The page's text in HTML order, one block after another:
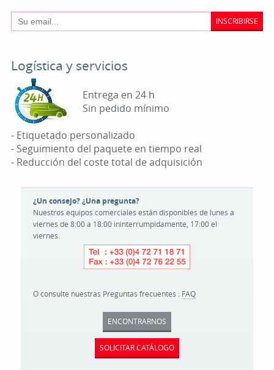
INSCRIBIRSE
Logística y servicios
Entrega en 24 h
Sin pedido mínimo
- Etiquetado personalizado
- Seguimiento del paquete en tiempo real
- Reducción del coste total de adquisición
¿Un consejo? ¿Una pregunta?
Nuestros equipos comerciales están disponibles de lunes a
viernes de 8:00 a 18:00 ininterrumpidamente, 17:00 el
viernes.
O consulte nuestras Preguntas frecuentes : FAQ
ENCONTRARNOS
SOLICITAR CATÁLOGO